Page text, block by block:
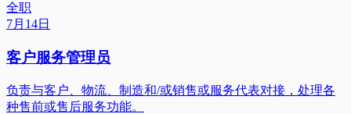
全职
7月14日
客户服务管理员
负责与客户、物流、制造和/或销售或服务代表对接，处理各
种售前或售后服务功能。